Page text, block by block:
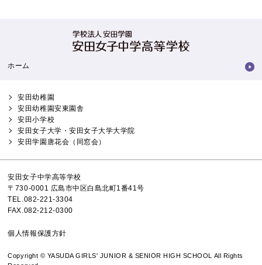
ホーム
安田幼稚園
安田幼稚園安東園舎
安田小学校
安田女子大学・安田女子大学大学院
安田学園唐花会（同窓会）
安田女子中学高等学校
〒730-0001 広島市中区白島北町1番41号
TEL.082-221-3304
FAX.082-212-0300
個人情報保護方針
Copyright © YASUDA GIRLS' JUNIOR & SENIOR HIGH SCHOOL All Rights